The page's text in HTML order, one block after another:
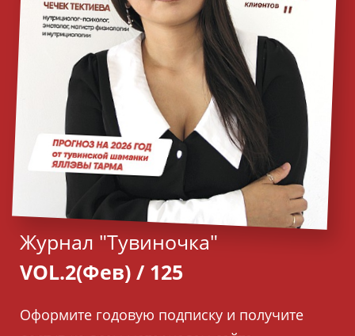
Журнал "Тувиночка"
VOL.2(Фев) / 125
Оформите годовую подписку и получите